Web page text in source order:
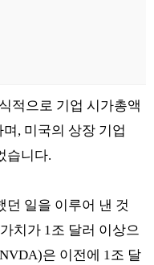
적으로 기업 시가총액
, 미국의 상장 기업
습니다.
던 일을 이루어 낸 것
치가 1조 달러 이상으
은 이전에 1조 달